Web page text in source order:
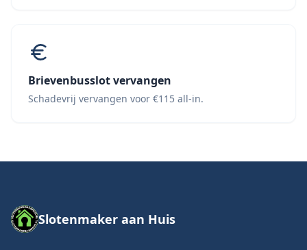
Brievenbusslot vervangen
Schadevrij vervangen voor €115 all-in.
Slotenmaker aan Huis